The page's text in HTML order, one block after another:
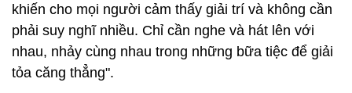
khiến cho mọi người cảm thấy giải trí và không cần
phải suy nghĩ nhiều. Chỉ cần nghe và hát lên với
nhau, nhảy cùng nhau trong những bữa tiệc để giải
tỏa căng thẳng".